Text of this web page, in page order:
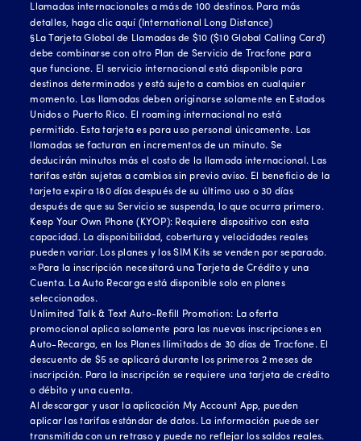
Llamadas internacionales a más de 100 destinos. Para más
detalles, haga clicaquí (International Long Distance)
§La Tarjeta Global de Llamadas de $10 ($10 Global Calling Card)
debe combinarse con otro Plan de Servicio de Tracfone para
que funcione. El servicio internacional está disponible para
destinos determinados y está sujeto a cambios en cualquier
momento. Las llamadas deben originarse solamente en Estados
Unidos o Puerto Rico. El roaming internacional no está
permitido. Esta tarjeta es para uso personal únicamente. Las
llamadas se facturan en incrementos de un minuto. Se
deducirán minutos más el costo de la llamada internacional. Las
tarifas están sujetas a cambios sin previo aviso. El beneficio de la
tarjeta expira 180 días después de su último uso o 30 días
después de que su Servicio se suspenda, lo que ocurra primero.
Keep Your Own Phone (KYOP): Requiere dispositivo con esta
capacidad. La disponibilidad, cobertura y velocidades reales
pueden variar. Los planes y los SIM Kits se venden por separado.
∞Para la inscripción necesitará una Tarjeta de Crédito y una
Cuenta. La Auto Recarga está disponible solo en planes
seleccionados.
Unlimited Talk & Text Auto-Refill Promotion: La oferta
promocional aplica solamente para las nuevas inscripciones en
Auto-Recarga, en los Planes Ilimitados de 30 días de Tracfone. El
descuento de $5 se aplicará durante los primeros 2 meses de
inscripción. Para la inscripción se requiere una tarjeta de crédito
o débito y una cuenta.
Al descargar y usar la aplicación My Account App, pueden
aplicar las tarifas estándar de datos. La información puede ser
transmitida con un retraso y puede no reflejar los saldos reales.